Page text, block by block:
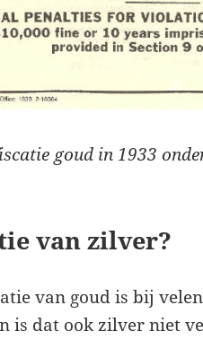
goud in 1933
van zilver?
van goud is bij
is dat ook zilver niet